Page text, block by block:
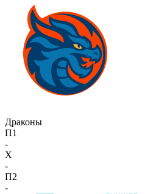
Драконы
П1
-
X
-
П2
-